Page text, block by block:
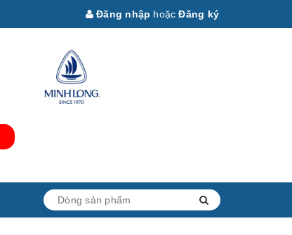
Đăng nhập hoặc Đăng ký